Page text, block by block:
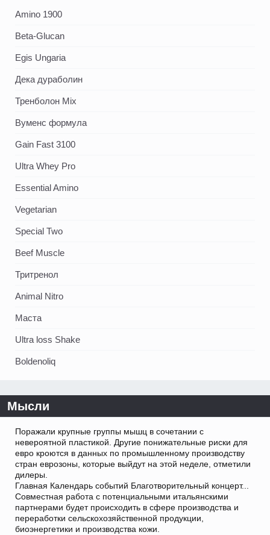
Amino 1900
Beta-Glucan
Egis Ungaria
Дека дураболин
Тренболон Mix
Вуменс формула
Gain Fast 3100
Ultra Whey Pro
Essential Amino
Vegetarian
Special Two
Beef Muscle
Тритренол
Animal Nitro
Маста
Ultra loss Shake
Boldenoliq
Мысли
Поражали крупные группы мышц в сочетании с
невероятной пластикой. Другие понижательные риски для
евро кроются в данных по промышленному производству
стран еврозоны, которые выйдут на этой неделе, отметили
дилеры.
Главная Календарь событий Благотворительный концерт...
Совместная работа с потенциальными итальянскими
партнерами будет происходить в сфере производства и
переработки сельскохозяйственной продукции,
биоэнергетики и производства кожи.